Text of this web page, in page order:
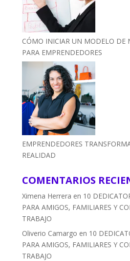
CÓMO INICIAR UN MODELO DE
PARA EMPRENDEDORES
EMPRENDEDORES
REALIDAD
COMENTARIOS
Ximena Herrera en 10
PARA AMIGOS, FAMILIARES Y
TRABAJO
Oliverio Camargo en 10
PARA AMIGOS, FAMILIARES Y
TRABAJO